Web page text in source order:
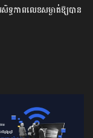
ទ្ធភាពលេខសម្ងាត់ឱ្យបាន